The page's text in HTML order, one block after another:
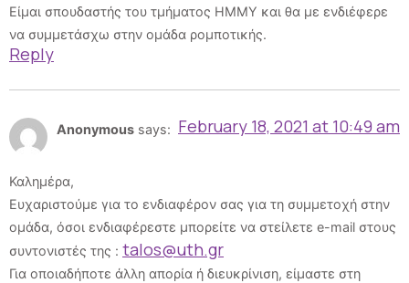
Είμαι σπουδαστής του τμήματος ΗΜΜΥ και θα με ενδιέφερε
να συμμετάσχω στην ομάδα ρομποτικής.
Reply
Anonymous says: February 18, 2021 at 10:49 am
Καλημέρα,
Ευχαριστούμε για το ενδιαφέρον σας για τη συμμετοχή στην
ομάδα, όσοι ενδιαφέρεστε μπορείτε να στείλετε e-mail στους
συντονιστές της : talos@uth.gr
Για οποιαδήποτε άλλη απορία ή διευκρίνιση, είμαστε στη